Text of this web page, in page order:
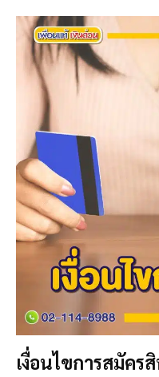
เงื่อนไขการสมัคร